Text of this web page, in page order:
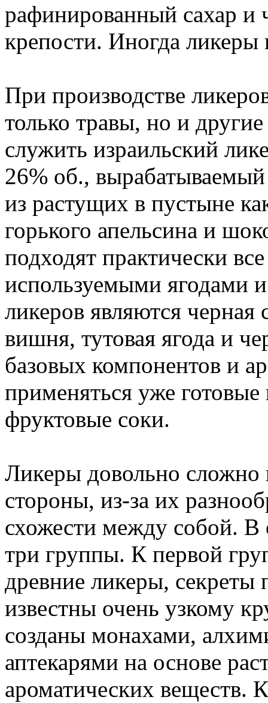
рафинированный сахар
крепости. Иногда
При производстве
только травы, но и
служить израильский
26% об.,
из растущих в пустыне
горького апельсина и
подходят практически
используемыми ягодами
ликеров являются
вишня, тутовая ягода и
базовых компонентов и
применяться уже
фруктовые соки.
Ликеры довольно сложно
стороны, из-за их
схожести между собой.
три группы. К первой
древние ликеры, секреты
известны очень узкому
созданы монахами,
аптекарями на основе
ароматических веществ.